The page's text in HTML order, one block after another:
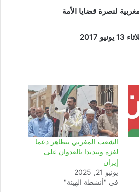
لنصرة قضايا الأمة
يونيو 2017
الشعب المغربي يتظاهر دعما
لغزة وتنديدا بالعدوان على
إيران
يونيو 21, 2025
في "أنشطة الهيئة"